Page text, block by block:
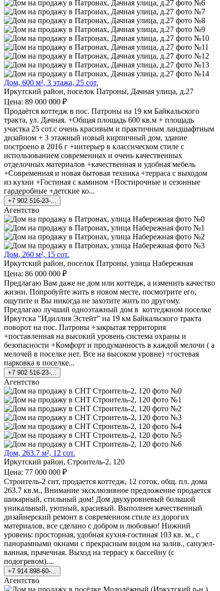
Дом, 600 м², 3 этажа, 25 сот.
Иркутский район, поселок Патроны, Дачная улица, д.27
Цена: 89 000 000 ₽
Продаётся коттедж в пос. Патроны на 19 км Байкальского
тракта, ул. Дачная. +Общая площадь 600 кв.м + площадь
участка 25 сот.с очень красивым и практичным ландшафтным
дизайном + 3 этажный новый кирпичный дом, здание
построено в 2016 г +интерьер в классическом стиле с
использованием современных и очень качественных
отделочных материалов +качественная и удобная мебель
+Современная и новая бытовая техника +терраса с выходом
из кухни +Гостиная с камином +Постирочные и сезонные
гардеробные +детские ко...
+7 902 516-23-...
Агентство
Дом, 260 м², 15 сот.
Иркутский район, поселок Патроны, улица Набережная
Цена: 86 000 000 ₽
Предлагаю Вам даже не дом или коттедж, а изменить качество
жизни. Попробуйте жить в новом месте, посмотрите его,
ощутите и Вы никогда не захотите жить по другому.
Предлагаю лучший одноэтажный дом в коттеджном поселке
Иркутска "Идиллия Эстейт" на 19 км Байкальского тракта
поворот на пос. Патроны +закрытая территория
+поставленная на высокий уровень система охраны и
безопасности +Комфорт и продуманность в каждой мелочи ( а
мелочей в поселке нет. Все на высоком уровне) +гостевая
парковка в поселке...
+7 902 516-23-...
Агентство
Дом, 263.7 м², 12 сот.
Иркутский район, Строитель-2, 120
Цена: 77 000 000 ₽
Строитель-2 снт, продается коттедж, 12 соток, общ. пл. дома
263.7 кв.м., Внимание эксклюзивное предложение продается
шикарный, стильный дом! Дом двухуровневый большой
уникальный, уютный, красивый. Выполнен качественный
дизайнерский ремонт в современном стиле из дорогих
материалов, все сделано с добром и любовью! Нижний
уровень: просторная, удобная кухня-гостиная 103 кв. м., с
панорамными окнами с прекрасным видом на залив., санузел-
ванная, прачечная. Выход на террасу к бассейну (с
подогревом)....
+7 914 898-60-...
Агентство